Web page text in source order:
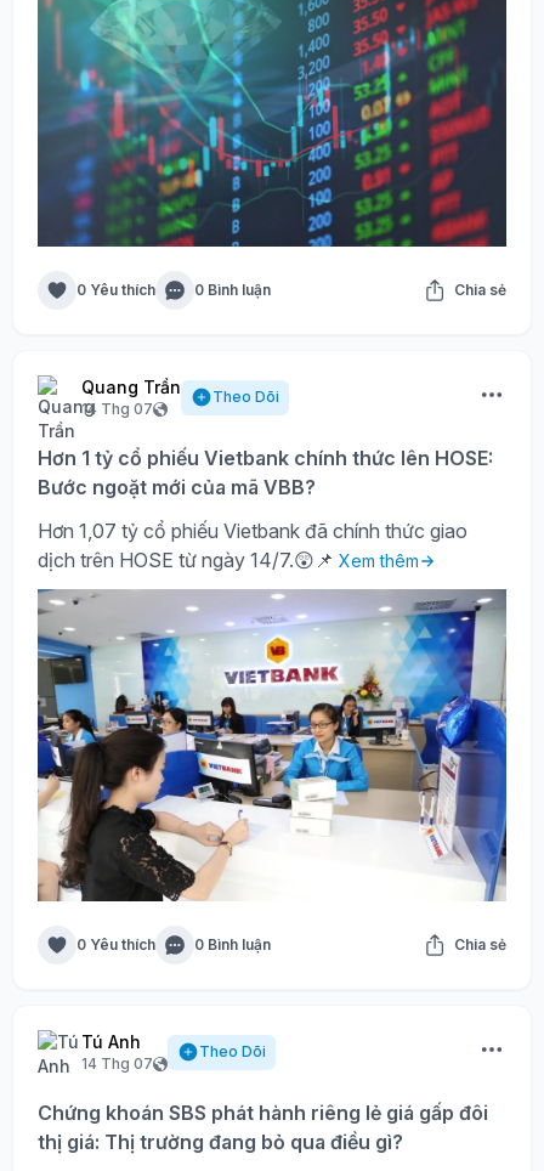
0 Yêu thích 0 Bình luận Chia sẻ
Quang Trần
14 Thg 07
Theo Dõi
Hơn 1 tỷ cổ phiếu Vietbank chính thức lên HOSE:
Bước ngoặt mới của mã VBB?
Hơn 1,07 tỷ cổ phiếu Vietbank đã chính thức giao
dịch trên HOSE từ ngày 14/7.😲📌 Xem thêm
0 Yêu thích 0 Bình luận Chia sẻ
Tú Anh
14 Thg 07
Theo Dõi
Chứng khoán SBS phát hành riêng lẻ giá gấp đôi
thị giá: Thị trường đang bỏ qua điều gì?